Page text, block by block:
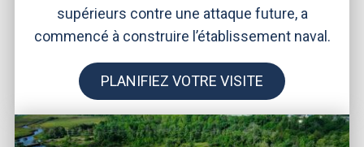
supérieurs contre une attaque future, a
commencé à construire l’établissement naval.
PLANIFIEZ VOTRE VISITE